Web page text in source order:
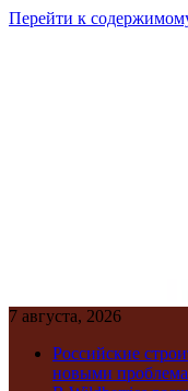
Перейти к
7 августа, 2026
Российские
новыми